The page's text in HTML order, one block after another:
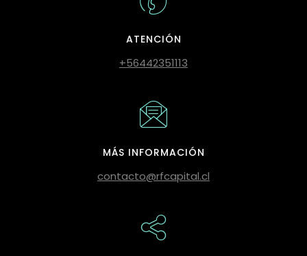
ATENCIÓN
+56442351113
MÁS INFORMACIÓN
contacto@rfcapital.cl